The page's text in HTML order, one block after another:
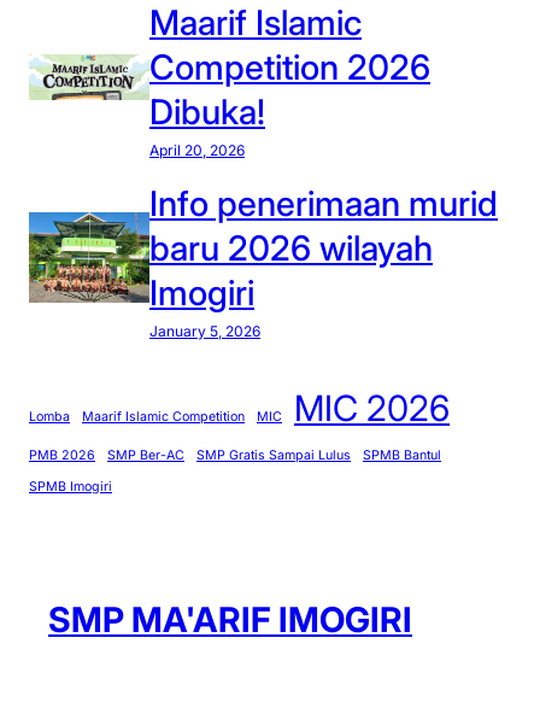
Maarif Islamic
Competition 2026
Dibuka!
April 20, 2026
Info penerimaan murid
baru 2026 wilayah
Imogiri
January 5, 2026
Lomba Maarif Islamic Competition MIC MIC 2026
PMB 2026 SMP Ber-AC SMP Gratis Sampai Lulus
SPMB Bantul
SPMB Imogiri
SMP MA'ARIF IMOGIRI